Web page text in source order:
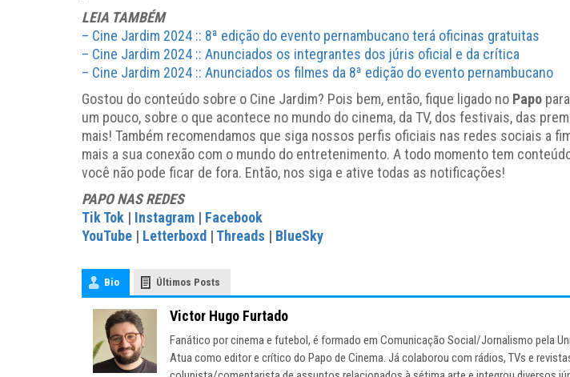
LEIA TAMBÉM
– Cine Jardim 2024 :: 8ª edição do evento pernambucano terá oficinas gratuitas
– Cine Jardim 2024 :: Anunciados os integrantes dos júris oficial e da crítica
– Cine Jardim 2024 :: Anunciados os filmes da 8ª edição do evento pernambucano
Gostou do conteúdo sobre o Cine Jardim? Pois bem, então, fique ligado no Papo
um pouco, sobre o que acontece no mundo do cinema, da TV, dos festivais, das
mais! Também recomendamos que siga nossos perfis oficiais nas redes sociais a
mais a sua conexão com o mundo do entretenimento. A todo momento tem
você não pode ficar de fora. Então, nos siga e ative todas as notificações!
PAPO NAS REDES
Tik Tok | Instagram | Facebook
YouTube | Letterboxd | Threads | BlueSky
Bio Últimos Posts
Victor Hugo Furtado
Fanático por cinema e futebol, é formado em Comunicação Social/Jornalismo pela
Atua como editor e crítico do Papo de Cinema. Já colaborou com rádios, TVs e